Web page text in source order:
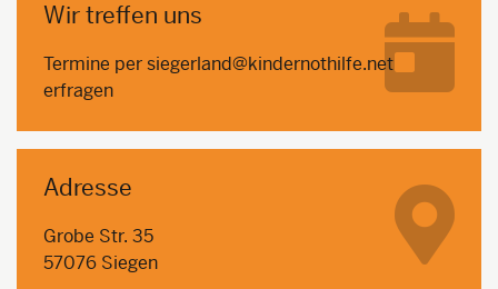
Wir treffen uns
Termine per siegerland@kindernothilfe.net
erfragen
Adresse
Grobe Str. 35
57076 Siegen